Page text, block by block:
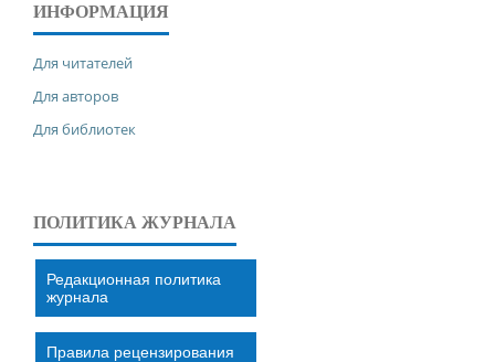
ИНФОРМАЦИЯ
Для читателей
Для авторов
Для библиотек
ПОЛИТИКА ЖУРНАЛА
Редакционная политика
журнала
Правила рецензирования